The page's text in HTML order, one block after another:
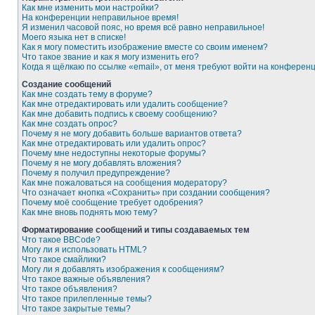
Как мне изменить мои настройки?
На конференции неправильное время!
Я изменил часовой пояс, но время всё равно неправильное!
Моего языка нет в списке!
Как я могу поместить изображение вместе со своим именем?
Что такое звание и как я могу изменить его?
Когда я щёлкаю по ссылке «email», от меня требуют войти на
Создание сообщений
Как мне создать тему в форуме?
Как мне отредактировать или удалить сообщение?
Как мне добавить подпись к своему сообщению?
Как мне создать опрос?
Почему я не могу добавить больше вариантов ответа?
Как мне отредактировать или удалить опрос?
Почему мне недоступны некоторые форумы?
Почему я не могу добавлять вложения?
Почему я получил предупреждение?
Как мне пожаловаться на сообщения модератору?
Что означает кнопка «Сохранить» при создании сообщения?
Почему моё сообщение требует одобрения?
Как мне вновь поднять мою тему?
Форматирование сообщений и типы создаваемых тем
Что такое BBCode?
Могу ли я использовать HTML?
Что такое смайлики?
Могу ли я добавлять изображения к сообщениям?
Что такое важные объявления?
Что такое объявления?
Что такое прилепленные темы?
Что такое закрытые темы?